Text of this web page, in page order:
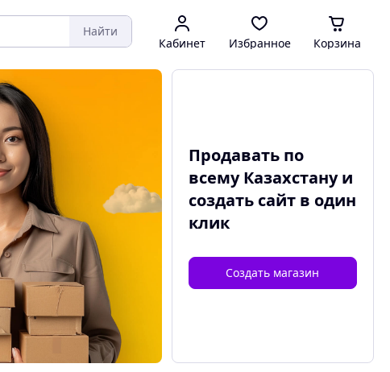
Найти
Кабинет Избранное Корзина
Продавать по
всему Казахстану и
создать сайтв один
клик
Создать магазин